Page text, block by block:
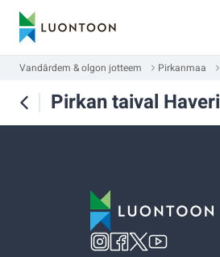
Vandârdem & olgon jotteem Pirkanmaa
Pirkan taival